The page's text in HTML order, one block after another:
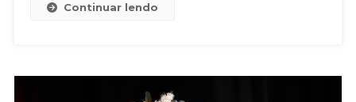
Continuar lendo